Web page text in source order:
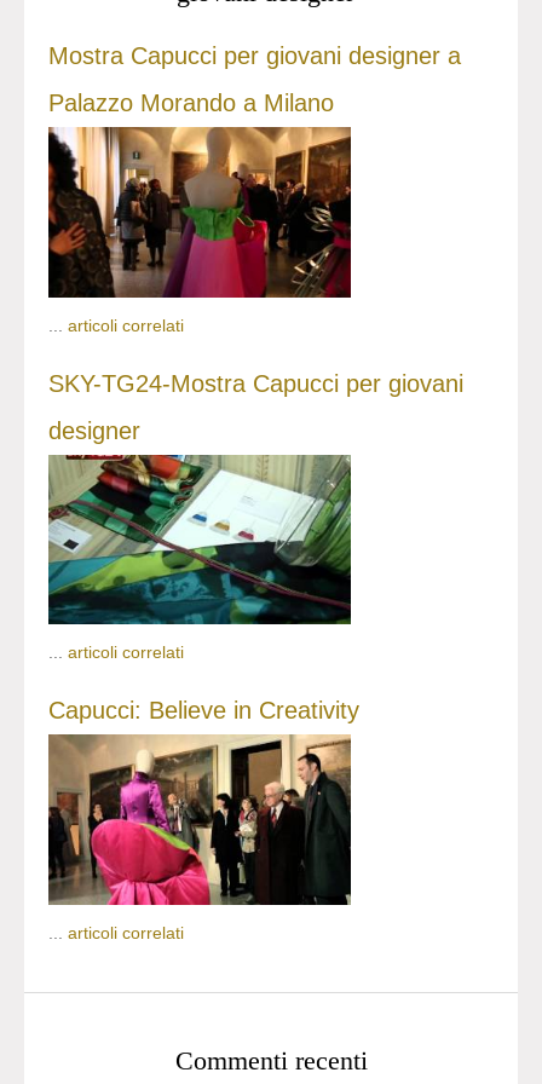
Mostra Capucci per giovani designer a
Palazzo Morando a Milano
articoli correlati
SKY-TG24-Mostra Capucci per giovani
designer
... articoli correlati
Capucci: Believe in Creativity
articoli correlati
Commenti recenti